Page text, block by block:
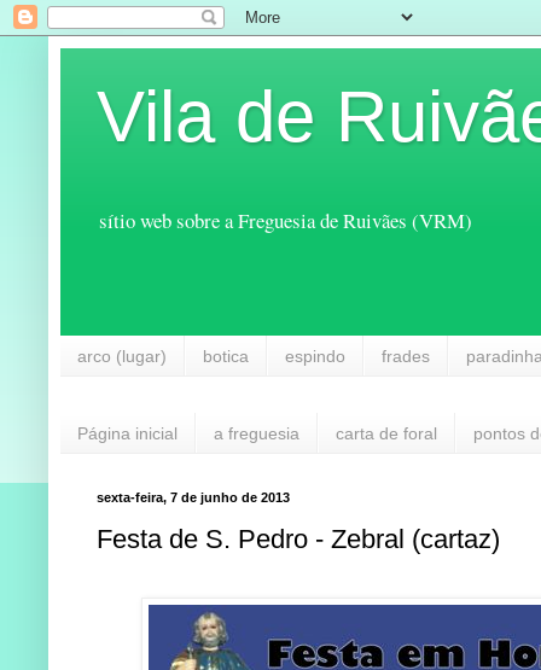
Vila de
sítio web sobre a Freguesia de Ruivães (VRM)
arco (lugar) botica espindo frades
Página inicial a freguesia carta de foral pontos
sexta-feira, 7 de junho de 2013
Festa de S. Pedro - Zebral (cartaz)